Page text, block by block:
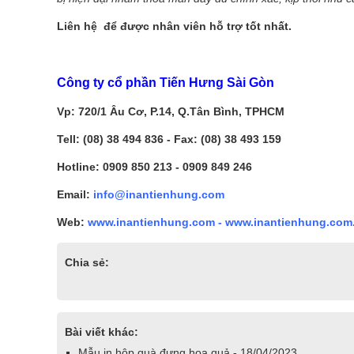
Liên hệ để được nhân viên hỗ trợ tốt nhất.
Công ty cổ phần Tiến Hưng Sài Gòn
Vp: 720/1 Âu Cơ, P.14, Q.Tân Bình, TPHCM
Tell: (08) 38 494 836 - Fax: (08) 38 493 159
Hotline: 0909 850 213 - 0909 849 246
Email: info@inantienhung.com
Web: www.inantienhung.com -
Chia sẻ:
Bài viết khác: